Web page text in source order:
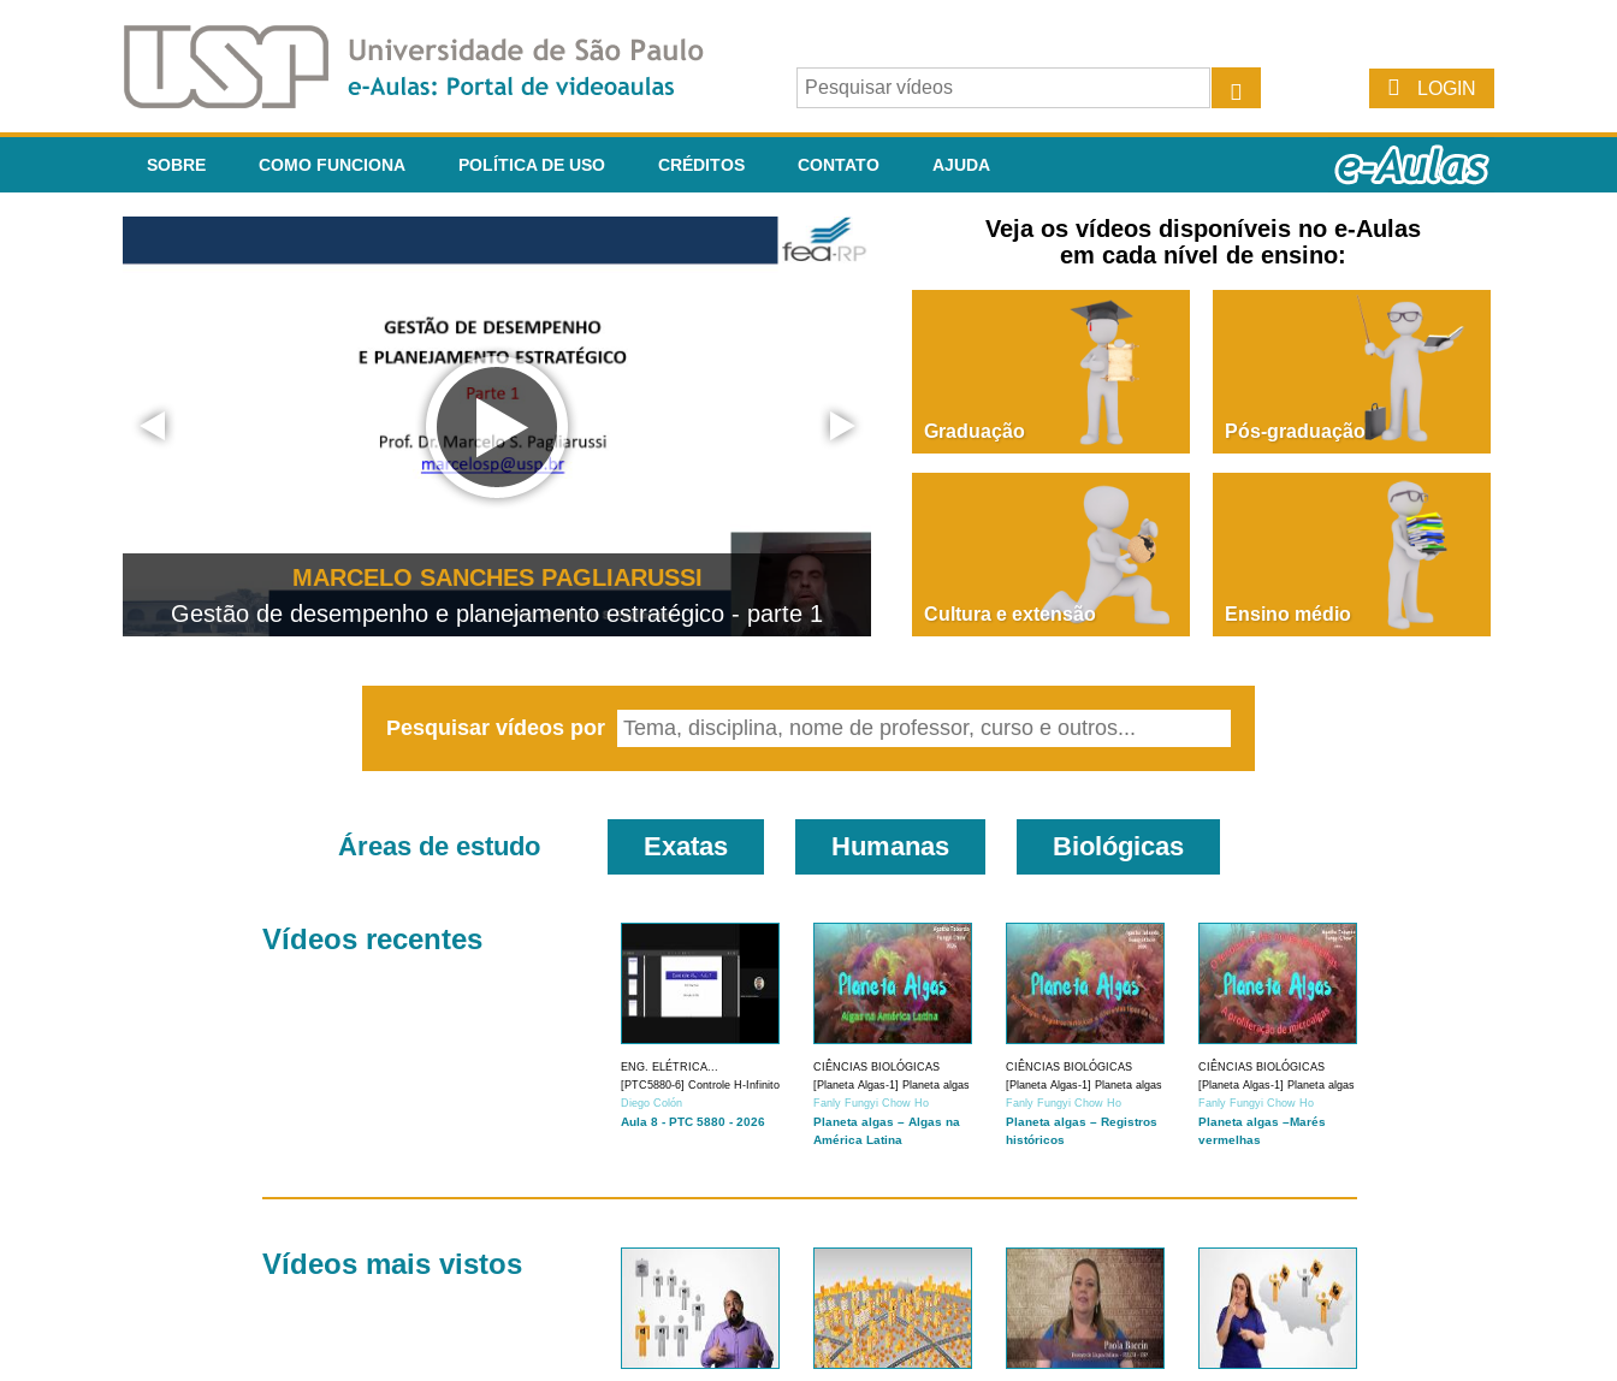
LOGIN
SOBRE COMO FUNCIONA POLÍTICA DE USO CRÉDITOS CONTATO AJUDA
MARCELO SANCHES PAGLIARUSSI
Gestão de desempenho e planejamento estratégico - parte 1
PAOLA GIUSTINA BACCIN
Dire, fare, partire! Aula 1 – parte 1
Veja os vídeos disponíveis no e-Aulas
em cada nível de ensino:
Graduação Pós-graduação
Cultura e extensão Ensino médio
Pesquisar vídeos por
Áreas de estudo Exatas Humanas Biológicas
Vídeos recentes
ENG. ELÉTRICA...
[PTC5880-6] Controle H-Infinito
Diego Colón
Aula 8 - PTC 5880 - 2026
CIÊNCIAS BIOLÓGICAS
[Planeta Algas-1] Planeta algas
Fanly Fungyi Chow Ho
Planeta algas – Algas na
América Latina
CIÊNCIAS BIOLÓGICAS
[Planeta Algas-1] Planeta algas
Fanly Fungyi Chow Ho
Planeta algas – Registros
históricos
CIÊNCIAS BIOLÓGICAS
[Planeta Algas-1] Planeta algas
Fanly Fungyi Chow Ho
Planeta algas –Marés
vermelhas
Vídeos mais vistos